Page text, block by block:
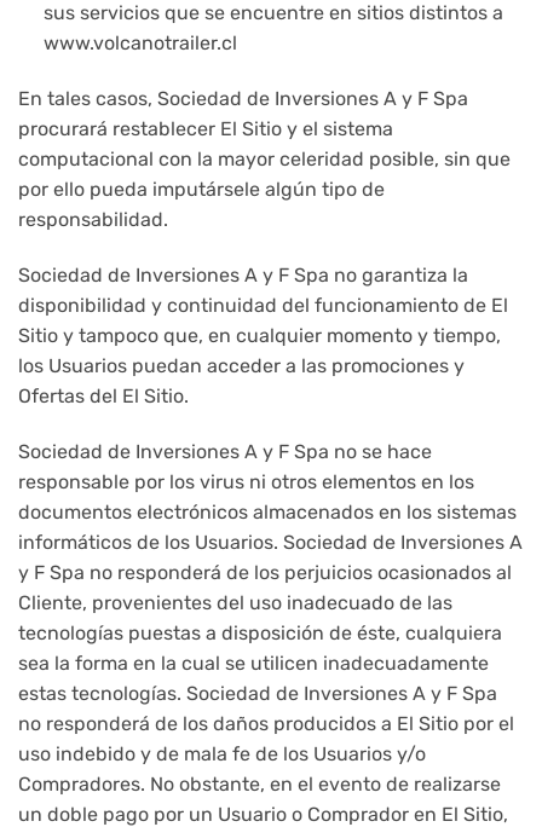
sus servicios que se encuentre en sitios distintos a
www.volcanotrailer.cl
En tales casos, Sociedad de Inversiones A y F Spa
procurará restablecer El Sitio y el sistema
computacional con la mayor celeridad posible, sin que
por ello pueda imputársele algún tipo de
responsabilidad.
Sociedad de Inversiones A y F Spa no garantiza la
disponibilidad y continuidad del funcionamiento de El
Sitio y tampoco que, en cualquier momento y tiempo,
los Usuarios puedan acceder a las promociones y
Ofertas del El Sitio.
Sociedad de Inversiones A y F Spa no se hace
responsable por los virus ni otros elementos en los
documentos electrónicos almacenados en los sistemas
informáticos de los Usuarios. Sociedad de Inversiones A
y F Spa no responderá de los perjuicios ocasionados al
Cliente, provenientes del uso inadecuado de las
tecnologías puestas a disposición de éste, cualquiera
sea la forma en la cual se utilicen inadecuadamente
estas tecnologías. Sociedad de Inversiones A y F Spa
no responderá de los daños producidos a El Sitio por el
uso indebido y de mala fe de los Usuarios y/o
Compradores. No obstante, en el evento de realizarse
un doble pago por un Usuario o Comprador en El Sitio,